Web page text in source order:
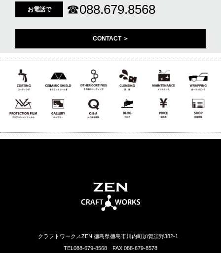
お電話で ☎088.679.8568
CONTACT ＞
クラフトワークスZEN 徳島県徳島市川内町加賀須野382-1
TEL088-679-8568 FAX 088-679-8578